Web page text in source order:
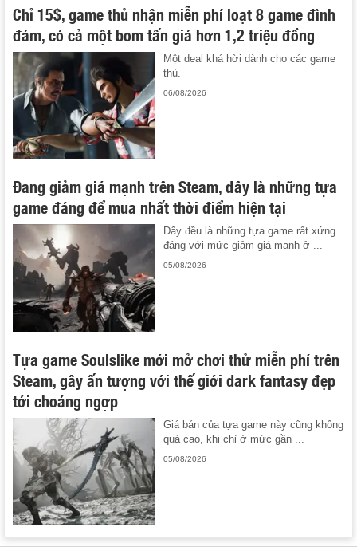
Chỉ 15$, game thủ nhận miễn phí loạt 8 game đình
đám, có cả một bom tấn giá hơn 1,2 triệu đồng
Một deal khá hời dành cho các game
thủ.
06/08/2026
Đang giảm giá mạnh trên Steam, đây là những tựa
game đáng để mua nhất thời điểm hiện tại
Đây đều là những tựa game rất xứng
đáng với mức giảm giá mạnh ở ...
05/08/2026
Tựa game Soulslike mới mở chơi thử miễn phí trên
Steam, gây ấn tượng với thế giới dark fantasy đẹp
tới choáng ngợp
Giá bán của tựa game này cũng không
quá cao, khi chỉ ở mức gần ...
05/08/2026